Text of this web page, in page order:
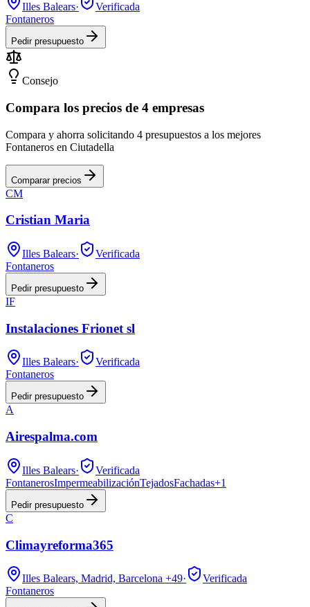
Illes Balears·
Verificada
Fontaneros
Pedir presupuesto
Consejo
Compara los precios de 4 empresas
Compara y ahorra solicitando 4 presupuestos a los mejores
Fontaneros en Ciutadella
Comparar precios
CM
Cristian Maria
Illes Balears·
Verificada
Fontaneros
Pedir presupuesto
IF
Instalaciones Frionet sl
Illes Balears·
Verificada
Fontaneros
Pedir presupuesto
A
Airespalma.com
Illes Balears·
Verificada
FontanerosImpermeabilizaciónTejadosFachadas+1
Pedir presupuesto
C
Climayreforma365
Illes Balears, Madrid, Barcelona +49·
Verificada
Fontaneros